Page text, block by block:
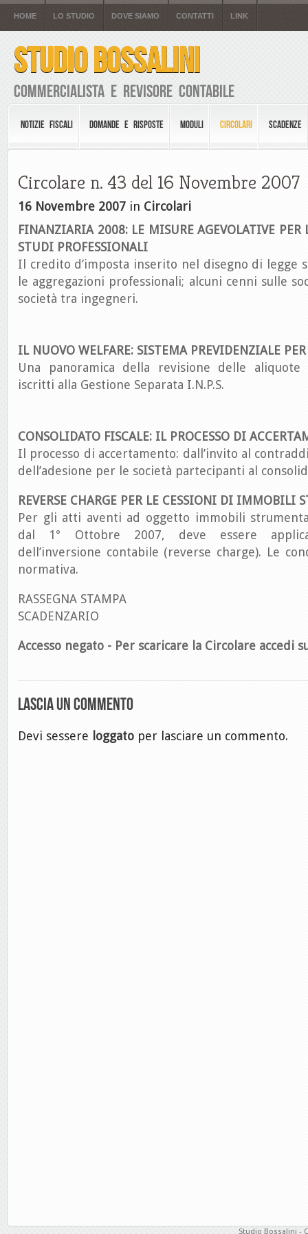
HOME LO STUDIO DOVE SIAMO CONTATTI LINK
STUDIO BOSSALINI
Commercialista e Revisore Contabile
NOTIZIE FISCALI DOMANDE E RISPOSTE MODULI CIRCOLARI SCADENZE
Circolare n. 43 del 16 Novembre 2007
16 Novembre 2007 in Circolari
FINANZIARIA 2008: LE MISURE AGEVOLATIVE
STUDI PROFESSIONALI
Il credito d’imposta inserito nel disegno di legge
le aggregazioni professionali; alcuni cenni sulle
società tra ingegneri.
IL NUOVO WELFARE: SISTEMA PREVIDENZIALE
Una panoramica della revisione delle
iscritti alla Gestione Separata I.N.P.S.
CONSOLIDATO FISCALE: IL PROCESSO DI
Il processo di accertamento: dall’invito al
dell’adesione per le società partecipanti al
REVERSE CHARGE PER LE CESSIONI DI IMMOBILI
Per gli atti aventi ad oggetto immobili
dal 1° Ottobre 2007, deve essere
dell’inversione contabile (reverse charge). Le
normativa.
RASSEGNA STAMPA
SCADENZARIO
Accesso negato - Per scaricare la Circolare accedi
Lascia un commento
Devi sessere loggato per lasciare un commento.
Studio Bossalini -